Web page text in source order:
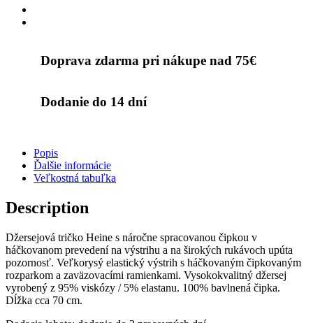
Doprava zdarma pri nákupe nad 75€
Dodanie do 14 dní
Popis
Ďalšie informácie
Veľkostná tabuľka
Description
Džersejová tričko Heine s náročne spracovanou čipkou v
háčkovanom prevedení na výstrihu a na širokých rukávoch upúta
pozornosť. Veľkorysý elastický výstrih s háčkovaným čipkovaným
rozparkom a zaväzovacími ramienkami. Vysokokvalitný džersej
vyrobený z 95% viskózy / 5% elastanu. 100% bavlnená čipka.
Dĺžka cca 70 cm.